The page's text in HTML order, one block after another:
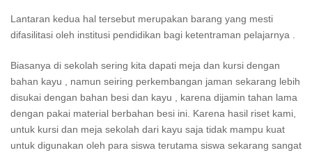
Lantaran kedua hal tersebut merupakan barang yang mesti
difasilitasi oleh institusi pendidikan bagi ketentraman pelajarnya .
Biasanya di sekolah sering kita dapati meja dan kursi dengan
bahan kayu , namun seiring perkembangan jaman sekarang lebih
disukai dengan bahan besi dan kayu , karena dijamin tahan lama
dengan pakai material berbahan besi ini. Karena hasil riset kami,
untuk kursi dan meja sekolah dari kayu saja tidak mampu kuat
untuk digunakan oleh para siswa terutama siswa sekarang sangat